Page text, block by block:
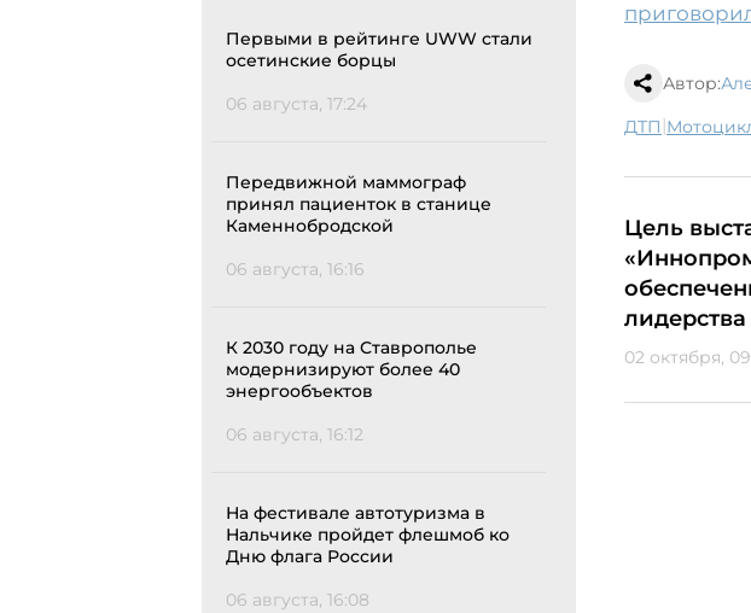
Первыми в рейтинге UWW стали
осетинские борцы
06 августа, 17:24
Передвижной маммограф
принял пациенток в станице
Каменнобродской
06 августа, 16:16
К 2030 году на Ставрополье
модернизируют более 40
энергообъектов
06 августа, 16:12
На фестивале автотуризма в
Нальчике пройдет флешмоб ко
Дню флага России
06 августа, 16:08
Автор:
ДТП |
Цель
лидерства
02 октября,